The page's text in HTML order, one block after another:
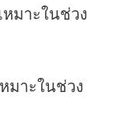
มาะในช่วง
มาะในช่วง